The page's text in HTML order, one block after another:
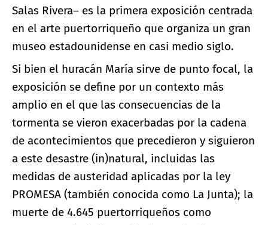
Salas Rivera– es la primera exposición centrada
en el arte puertorriqueño que organiza un gran
museo estadounidense en casi medio siglo.
Si bien el huracán María sirve de punto focal, la
exposición se define por un contexto más
amplio en el que las consecuencias de la
tormenta se vieron exacerbadas por la cadena
de acontecimientos que precedieron y siguieron
a este desastre (in)natural, incluidas las
medidas de austeridad aplicadas por la ley
PROMESA (también conocida como La Junta); la
muerte de 4.645 puertorriqueños como